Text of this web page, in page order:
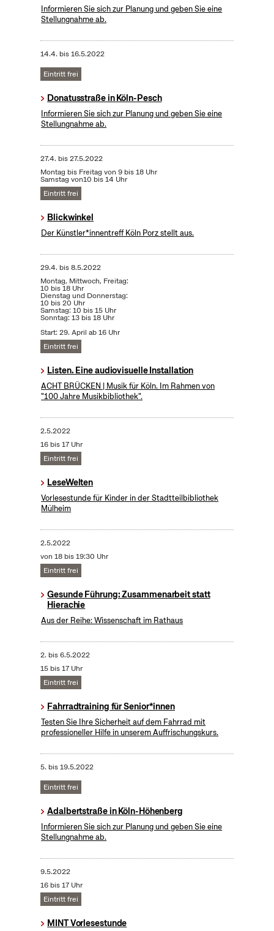
Informieren Sie sich zur Planung und geben Sie eine
Stellungnahme ab.
14.4. bis16.5.2022
Eintritt frei
Donatusstraße in Köln-Pesch
Informieren Sie sich zur Planung und geben Sie eine
Stellungnahme ab.
27.4. bis27.5.2022
Montag bis Freitag von 9 bis 18 Uhr
Samstag von10 bis 14 Uhr
Eintritt frei
Blickwinkel
Der Künstler*innentreff Köln Porz stellt aus.
29.4. bis8.5.2022
Montag, Mittwoch, Freitag:
10 bis 18 Uhr
Dienstag und Donnerstag:
10 bis 20 Uhr
Samstag: 10 bis 15 Uhr
Sonntag: 13 bis 18 Uhr
Start: 29. April ab 16 Uhr
Eintritt frei
Listen. Eine audiovisuelle Installation
ACHT BRÜCKEN | Musik für Köln. Im Rahmen von
"100 Jahre Musikbibliothek".
2.5.2022
16 bis 17 Uhr
Eintritt frei
LeseWelten
Vorlesestunde für Kinder in der Stadtteilbibliothek
Mülheim
2.5.2022
von 18 bis 19:30 Uhr
Eintritt frei
Gesunde Führung: Zusammenarbeit statt
Hierachie
Aus der Reihe: Wissenschaft im Rathaus
2. bis6.5.2022
15 bis 17 Uhr
Eintritt frei
Fahrradtraining für Senior*innen
Testen Sie Ihre Sicherheit auf dem Fahrrad mit
professioneller Hilfe in unserem Auffrischungskurs.
5. bis19.5.2022
Eintritt frei
Adalbertstraße in Köln-Höhenberg
Informieren Sie sich zur Planung und geben Sie eine
Stellungnahme ab.
9.5.2022
16 bis 17 Uhr
Eintritt frei
MINT Vorlesestunde